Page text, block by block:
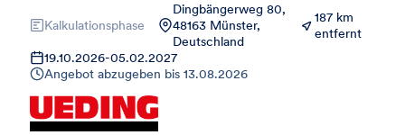
Kalkulationsphase
Dingbängerweg 80,
48163 Münster,
Deutschland
187 km
entfernt
19.10.2026-05.02.2027
Angebot abzugeben bis 13.08.2026